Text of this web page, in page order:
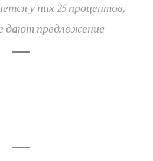
у них 25 процентов,
дают предложение